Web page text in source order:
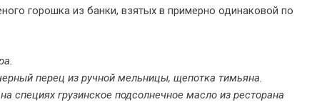
горошка из банки, взятых в примерно одинаковой по
перец из ручной мельницы, щепотка тимьяна.
специях грузинское подсолнечное масло из ресторана